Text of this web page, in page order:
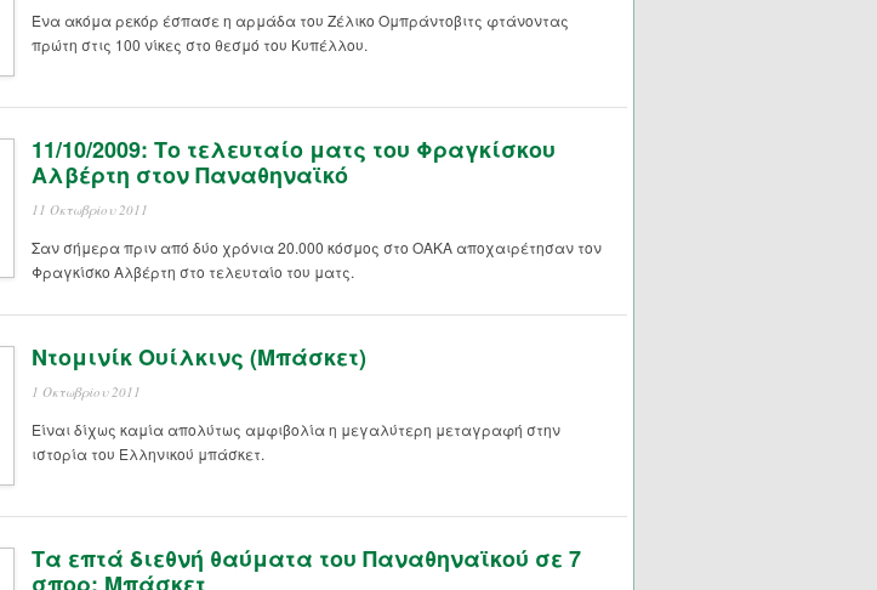
Ένα ακόμα ρεκόρ έσπασε η αρμάδα του Ζέλικο Ομπράντοβιτς φτάνοντας
πρώτη στις 100 νίκες στο θεσμό του Κυπέλλου.
11/10/2009: Το τελευταίο ματς του Φραγκίσκου
Αλβέρτη στον Παναθηναϊκό
11 Οκτωβρίου 2011
Σαν σήμερα πριν από δύο χρόνια 20.000 κόσμος στο ΟΑΚΑ αποχαιρέτησαν τον
Φραγκίσκο Αλβέρτη στο τελευταίο του ματς.
Ντομινίκ Ουίλκινς (Μπάσκετ)
1 Οκτωβρίου 2011
Είναι δίχως καμία απολύτως αμφιβολία η μεγαλύτερη μεταγραφή στην
ιστορία του Ελληνικού μπάσκετ.
Τα επτά διεθνή θαύματα του Παναθηναϊκού σε 7